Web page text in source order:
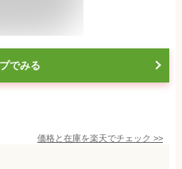
でみる
価格と在庫を楽天でチェック >>